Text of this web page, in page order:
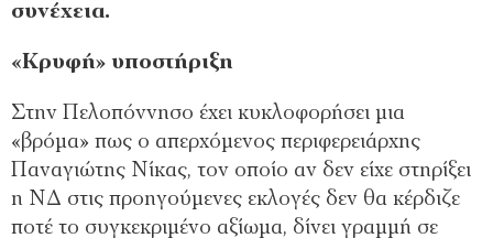
συνέχεια.
«Κρυφή» υποστήριξη
Στην Πελοπόννησο έχει κυκλοφορήσει μια
«βρόμα» πως ο απερχόμενος περιφερειάρχης
Παναγιώτης Νίκας, τον οποίο αν δεν είχε στηρίξει
η ΝΔ στις προηγούμενες εκλογές δεν θα κέρδιζε
ποτέ το συγκεκριμένο αξίωμα, δίνει γραμμή σε